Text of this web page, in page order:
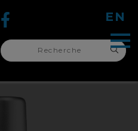
EN
recherche
pour :